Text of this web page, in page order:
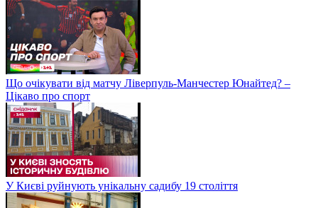
Що очікувати від матчу Ліверпуль-Манчестер Юнайтед? –
Цікаво про спорт
У Києві руйнують унікальну садибу 19 століття